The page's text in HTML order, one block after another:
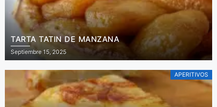
TARTA TATIN DE MANZANA
Septiembre 15, 2025
APERITIVOS